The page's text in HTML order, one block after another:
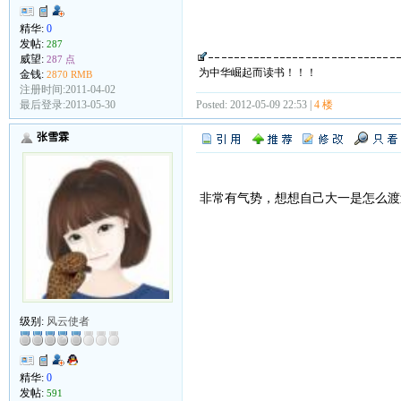
精华: 0
发帖: 287
威望: 287 点
金钱: 2870 RMB
注册时间:2011-04-02
最后登录:2013-05-30
为中华崛起而读书！！！
Posted: 2012-05-09 22:53 | 4 楼
张雪霖
级别: 风云使者
精华: 0
发帖: 591
非常有气势，想想自己大一是怎么